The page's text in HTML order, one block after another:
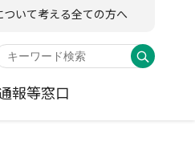
報等窓口
ついて考える全ての方へ